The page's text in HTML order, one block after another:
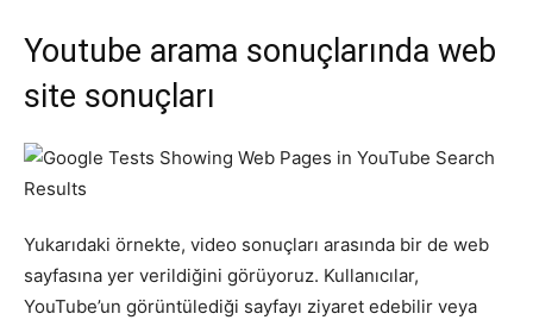
Youtube arama sonuçlarında web
site sonuçları
Yukarıdaki örnekte, video sonuçları arasında bir de web
sayfasına yer verildiğini görüyoruz. Kullanıcılar,
YouTube’un görüntülediği sayfayı ziyaret edebilir veya